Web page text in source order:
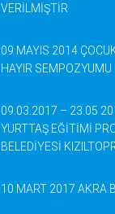
VERİLMİŞTİR
09 MAYIS 2014
HAYIR SEMPOZYUMU
09.03.2017 – 23.05
YURTTAŞ EĞİTİMİ
BELEDİYESİ
10 MART 2017 AKRA